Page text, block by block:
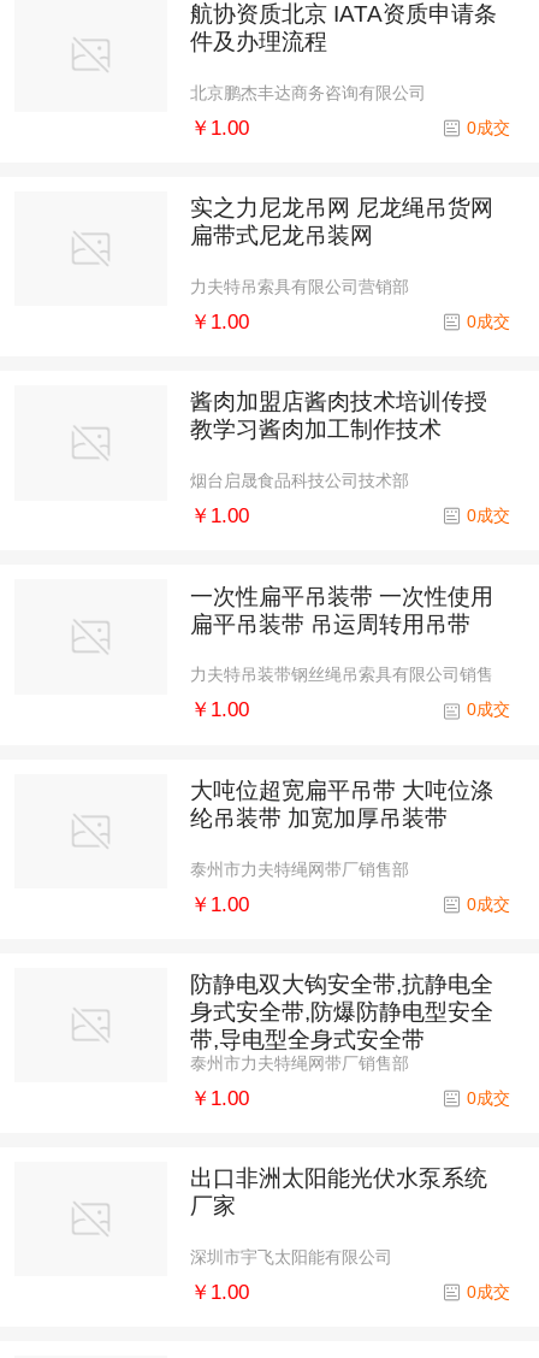
航协资质北京 IATA资质申请条
件及办理流程
北京鹏杰丰达商务咨询有限公司
0成交
￥1.00
实之力尼龙吊网 尼龙绳吊货网
扁带式尼龙吊装网
力夫特吊索具有限公司营销部
0成交
￥1.00
酱肉加盟店酱肉技术培训传授
教学习酱肉加工制作技术
烟台启晟食品科技公司技术部
0成交
￥1.00
一次性扁平吊装带 一次性使用
扁平吊装带 吊运周转用吊带
力夫特吊装带钢丝绳吊索具有限公司销售
部
0成交
￥1.00
大吨位超宽扁平吊带 大吨位涤
纶吊装带 加宽加厚吊装带
泰州市力夫特绳网带厂销售部
0成交
￥1.00
防静电双大钩安全带,抗静电全
身式安全带,防爆防静电型安全
带,导电型全身式安全带
泰州市力夫特绳网带厂销售部
0成交
￥1.00
出口非洲太阳能光伏水泵系统
厂家
深圳市宇飞太阳能有限公司
0成交
￥1.00